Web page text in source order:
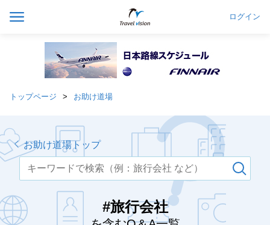
ログイン
トップページ お助け道場
お助け道場トップ
#旅行会社